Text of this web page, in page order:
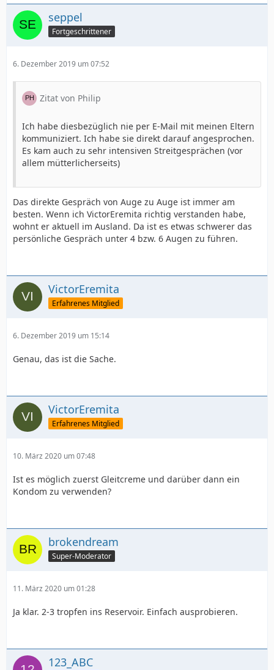
seppel
Fortgeschrittener
6. Dezember 2019 um 07:52
Zitat von Philip
Ich habe diesbezüglich nie per E-Mail mit meinen Eltern
kommuniziert. Ich habe sie direkt darauf angesprochen.
Es kam auch zu sehr intensiven Streitgesprächen (vor
allem mütterlicherseits)
Das direkte Gespräch von Auge zu Auge ist immer am
besten. Wenn ich VictorEremita richtig verstanden habe,
wohnt er aktuell im Ausland. Da ist es etwas schwerer das
persönliche Gespräch unter 4 bzw. 6 Augen zu führen.
VictorEremita
Erfahrenes Mitglied
6. Dezember 2019 um 15:14
Genau, das ist die Sache.
VictorEremita
Erfahrenes Mitglied
10. März 2020 um 07:48
Ist es möglich zuerst Gleitcreme und darüber dann ein
Kondom zu verwenden?
brokendream
Super-Moderator
11. März 2020 um 01:28
Ja klar. 2-3 tropfen ins Reservoir. Einfach ausprobieren.
123_ABC